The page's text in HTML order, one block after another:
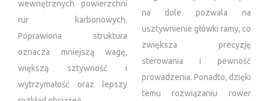
wewnętrznych powierzchni
rur karbonowych.
Poprawiona struktura
oznacza mniejszą wagę,
większą sztywność i
wytrzymałość oraz lepszy
na dole pozwala na
usztywnienie główki ramy, co
zwiększa precyzję
sterowania i pewność
prowadzenia. Ponadto, dzięki
temu rozwiązaniu rower